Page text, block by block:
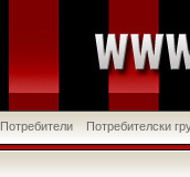
Потребители Потребителски